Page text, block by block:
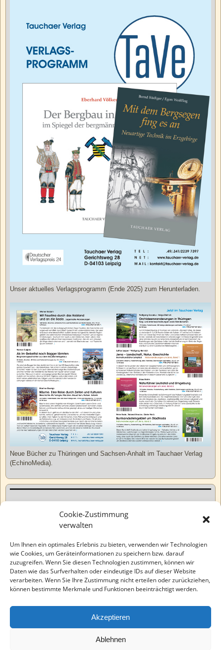
Cookie-Zustimmung
verwalten
Um Ihnen ein optimales Erlebnis zu bieten, verwenden wir Technologien
wie Cookies, um Geräteinformationen zu speichern bzw. darauf
zuzugreifen. Wenn Sie diesen Technologien zustimmen, können wir
Daten wie das Surfverhalten oder eindeutige IDs auf dieser Website
verarbeiten. Wenn Sie Ihre Zustimmung nicht erteilen oder zurückziehen,
können bestimmte Merkmale und Funktionen beeinträchtigt werden.
Akzeptieren
Ablehnen
Unser aktuelles Verlagsprogramm (Ende 2025) zum Herunterladen.
Neue Bücher zu Thüringen und Sachsen-Anhalt im Tauchaer Verlag
(EchinoMedia).
Varia